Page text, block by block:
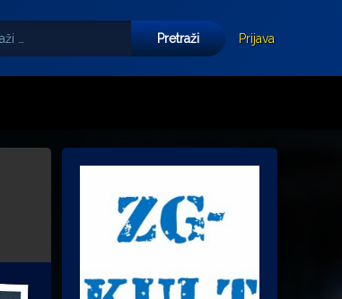
Prijava